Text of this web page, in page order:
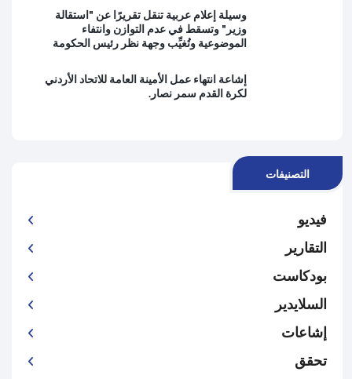
وسيلة إعلام عربية تنقل تقريرًا عن "استقالة
وزير" وتسقط في عدم التوازن وانتفاء
الموضوعية وتُغيِّب وجهة نظر رئيس الحكومة
إشاعة انتهاء عمل الأمينة العامة للاتحاد الأردني
لكرة القدم سمر نصار.
التصنيفات
فيديو
التقارير
بودكاست
السلايدير
إشاعات
تحقق